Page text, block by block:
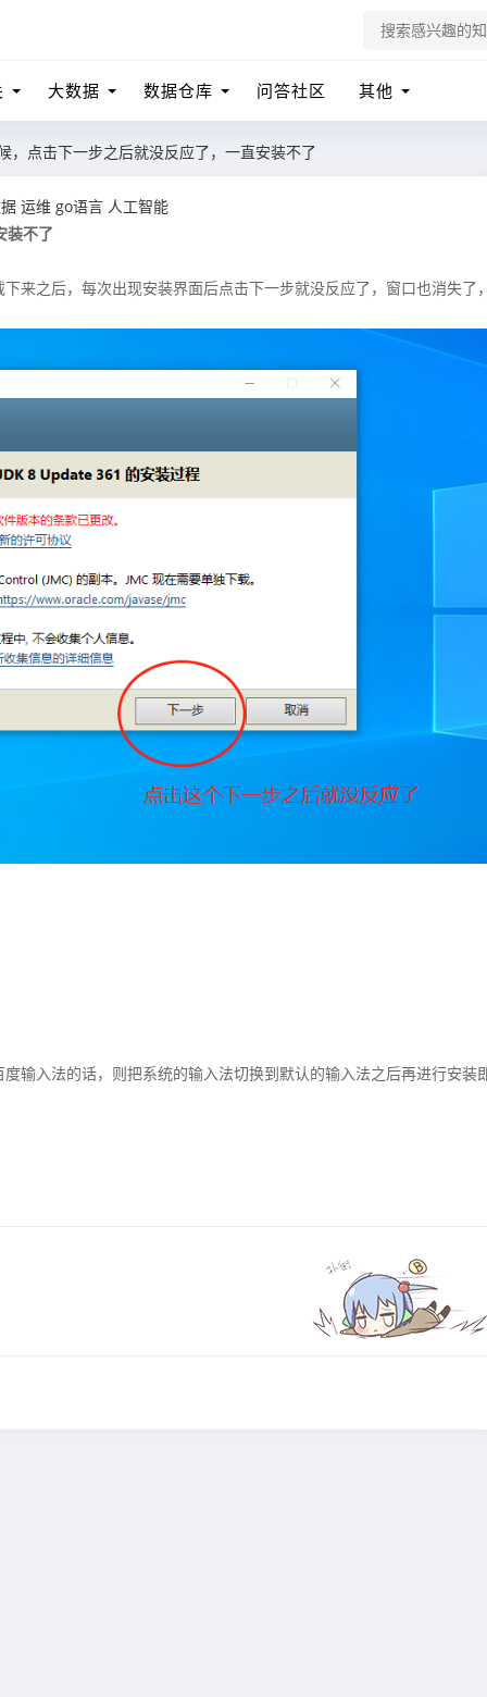
大数据 数据仓库 问答社区 其他
，点击下一步之后就没反应了，一直安装不了
运维 go语言 人工智能
装不了
来之后，每次出现安装界面后点击下一步就没反应了，窗口也消失了
输入法的话，则把系统的输入法切换到默认的输入法之后再进行安装